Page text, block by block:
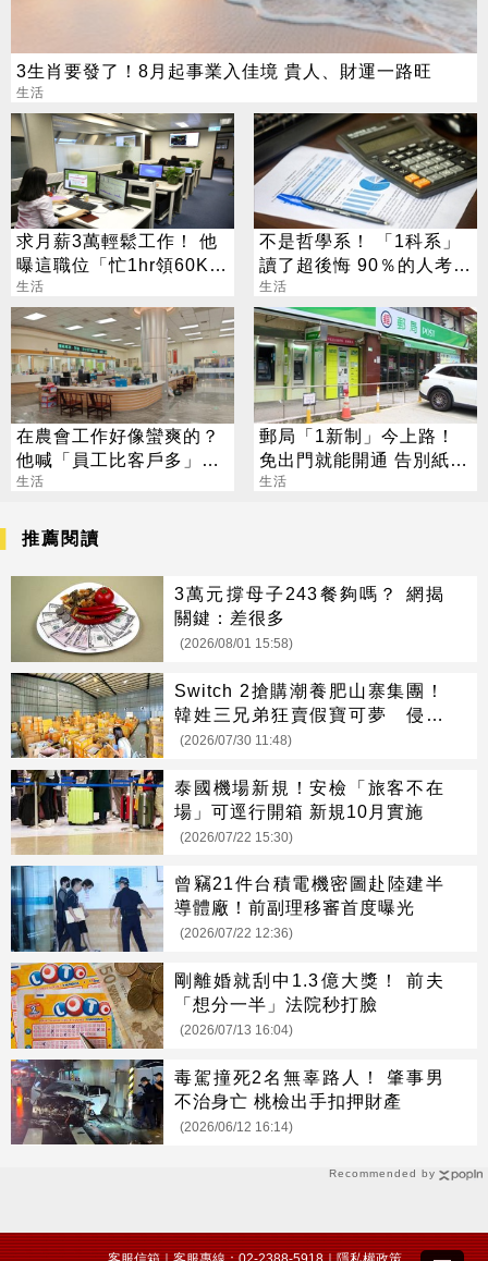
3生肖要發了！8月起事業入佳境 貴人、財運一路旺
生活
求月薪3萬輕鬆工作！ 他
曝這職位「忙1hr領60K」
網瘋問：在哪
生活
不是哲學系！ 「1科系」
讀了超後悔 90％的人考不
上證照
生活
在農會工作好像蠻爽的？
他喊「員工比客戶多」內
行人曝真相
生活
郵局「1新制」今上路！
免出門就能開通 告別紙本
不用跑臨櫃
生活
Recommended by
推薦閱讀
3萬元撐母子243餐夠嗎？ 網揭
關鍵：差很多
(2026/08/01 15:58)
Switch 2搶購潮養肥山寨集團！
韓姓三兄弟狂賣假寶可夢 侵權
市值達3498萬
(2026/07/30 11:48)
泰國機場新規！安檢「旅客不在
場」可逕行開箱 新規10月實施
(2026/07/22 15:30)
曾竊21件台積電機密圖赴陸建半
導體廠！前副理移審首度曝光
(2026/07/22 12:36)
剛離婚就刮中1.3億大獎！ 前夫
「想分一半」法院秒打臉
(2026/07/13 16:04)
毒駕撞死2名無辜路人！ 肇事男
不治身亡 桃檢出手扣押財產
(2026/06/12 16:14)